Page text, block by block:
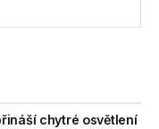
chytré osvětlení